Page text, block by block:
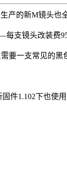
产的新M镜头也
支镜头改装费
要一支常见的黑
件1.102下也使